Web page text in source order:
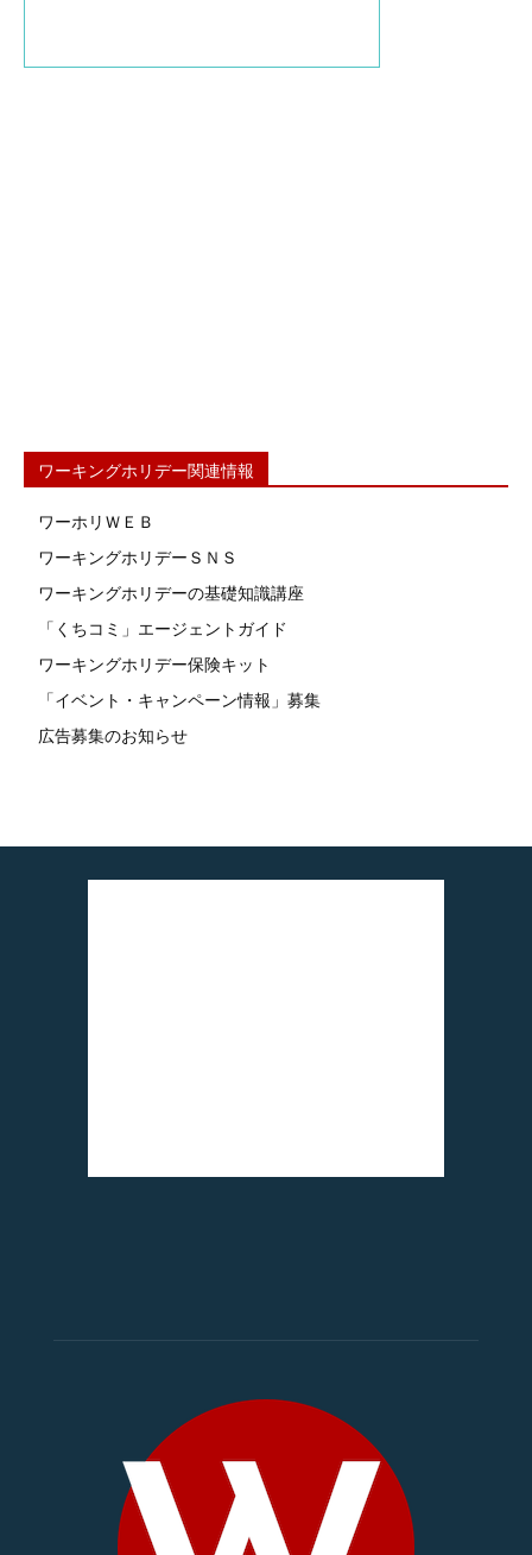
ワーキングホリデー関連情報
ワーホリＷＥＢ
ワーキングホリデーＳＮＳ
ワーキングホリデーの基礎知識講座
「くちコミ」エージェントガイド
ワーキングホリデー保険キット
「イベント・キャンペーン情報」募集
広告募集のお知らせ